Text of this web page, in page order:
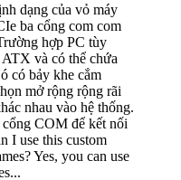
dạng của vỏ máy
ba cổng com com
hợp PC tùy
và có thể chứa
có bảy khe cắm
mở rộng rộng rãi
nhau vào hệ thống.
COM để kết nối
I use this custom
Yes, you can use